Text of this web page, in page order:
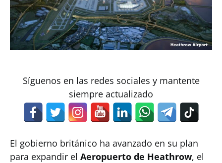
Síguenos en las redes sociales y mantente
siempre actualizado
El gobierno británico ha avanzado en su plan
para expandir el Aeropuerto de Heathrow, el